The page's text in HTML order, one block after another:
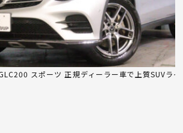
スポーツ 正規ディーラー車で上質SUVラ